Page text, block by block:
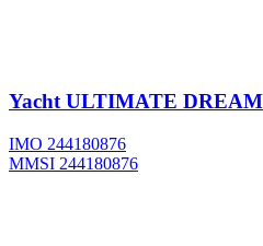
Yacht ULTIMATE DREAM
IMO 244180876
MMSI 244180876